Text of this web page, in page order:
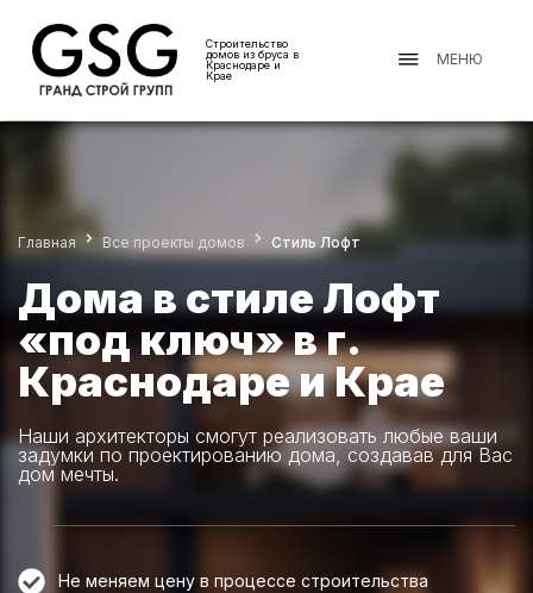
Строительство
домов из бруса в
Краснодаре и
Крае
МЕНЮ
Главная Все проекты домов Стиль Лофт
Дома в стиле Лофт
«под ключ» в г.
Краснодаре и Крае
Наши архитекторы смогут реализовать любые ваши
задумки по проектированию дома, создавав для Вас
дом мечты.
Не меняем цену в процессе строительства